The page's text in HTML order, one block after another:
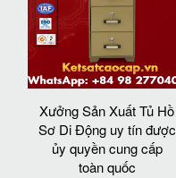
Xưởng Sản Xuất Tủ Hồ
Sơ Di Động uy tín được
ủy quyền cung cấp
toàn quốc